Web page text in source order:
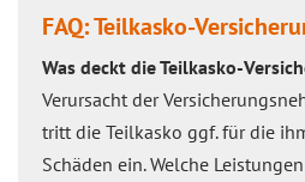
FAQ: Teilkasko-
Was deckt die Teilkasko-
Verursacht der
tritt die Teilkasko ggf. für die
Schäden ein. Welche